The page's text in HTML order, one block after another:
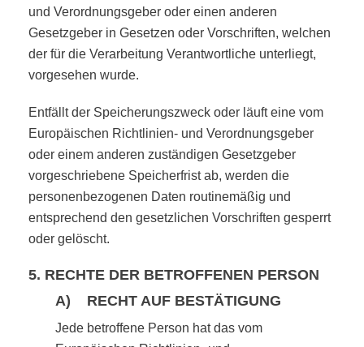
und Verordnungsgeber oder einen anderen
Gesetzgeber in Gesetzen oder Vorschriften, welchen
der für die Verarbeitung Verantwortliche unterliegt,
vorgesehen wurde.
Entfällt der Speicherungszweck oder läuft eine vom
Europäischen Richtlinien- und Verordnungsgeber
oder einem anderen zuständigen Gesetzgeber
vorgeschriebene Speicherfrist ab, werden die
personenbezogenen Daten routinemäßig und
entsprechend den gesetzlichen Vorschriften gesperrt
oder gelöscht.
5. RECHTE DER BETROFFENEN PERSON
A) RECHT AUF BESTÄTIGUNG
Jede betroffene Person hat das vom